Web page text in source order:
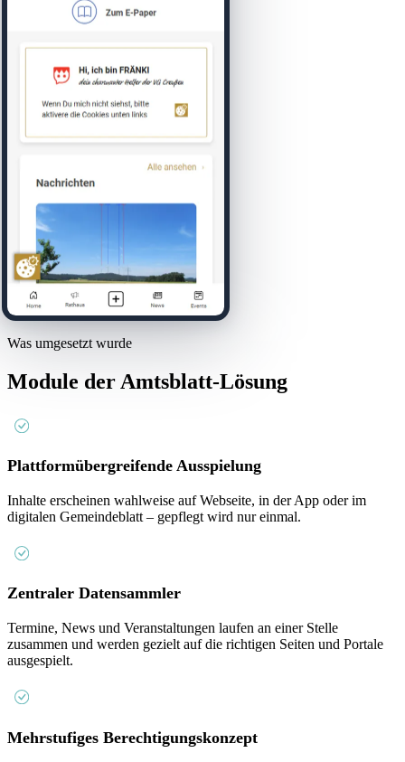
Was umgesetzt wurde
Module der Amtsblatt-Lösung
Plattformübergreifende Ausspielung
Inhalte erscheinen wahlweise auf Webseite, in der App oder im
digitalen Gemeindeblatt – gepflegt wird nur einmal.
Zentraler Datensammler
Termine, News und Veranstaltungen laufen an einer Stelle
zusammen und werden gezielt auf die richtigen Seiten und Portale
ausgespielt.
Mehrstufiges Berechtigungskonzept